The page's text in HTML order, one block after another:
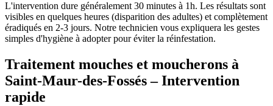
L'intervention dure généralement 30 minutes à 1h. Les résultats sont
visibles en quelques heures (disparition des adultes) et complètement
éradiqués en 2-3 jours. Notre technicien vous expliquera les gestes
simples d'hygiène à adopter pour éviter la réinfestation.
Traitement mouches et moucherons à
Saint-Maur-des-Fossés– Intervention
rapide